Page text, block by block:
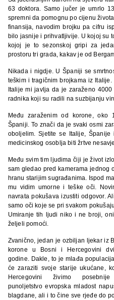
63 doktora. Samo jučer je umrlo
spremni da pomognu po cijenu
finansija, navodim brojku pa cifru
bilo jasnije i prihvatljivije. U kojoj su
kojoj je to sezonskoj gripi za
prostoru tri grada, kakav je od
Nikada i nigdje. U Španiji se
teškim i tragičnim brojkama iz
Italije mi javlja da je zaraženo
radnika koji su radili na suzbijanju
Među zaraženim od korone, oko
Španiji. To znači da je svaki osmi
oboljelim. Sjetite se Italije,
medicinskog osoblja biti žrtve
Među svim tim ljudima čiji je život
sam gledao pred kamerama jednog
hranu starijim sugrađanima. Ispod
mu vidim umorne i teške oči.
navrata pokušava izustiti odgovor.
samo oči koje se pri svakom
Umiranje tih ljudi niko i ne broji,
željeli pomoći.
Zvanično, jedan je ozbiljan ljekar iz
korone u Bosni i Hercegovini
godine. Dakle, to je mlađa
će zaraziti svoje starije ukućane,
Hercegovini živimo
punoljetstvo evropska mladost
blagdane, ali i to čine sve rjeđe do